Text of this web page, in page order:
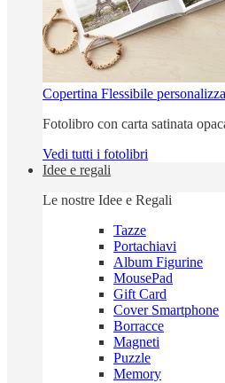
Copertina Flessibile
Fotolibro con carta satinata
Vedi tutti i fotolibri
Idee e regali
Le nostre Idee e Regali
Tazze
Portachiavi
Album Figurine
MousePad
Gift Card
Cover Smartphone
Borracce
Magneti
Puzzle
Memory